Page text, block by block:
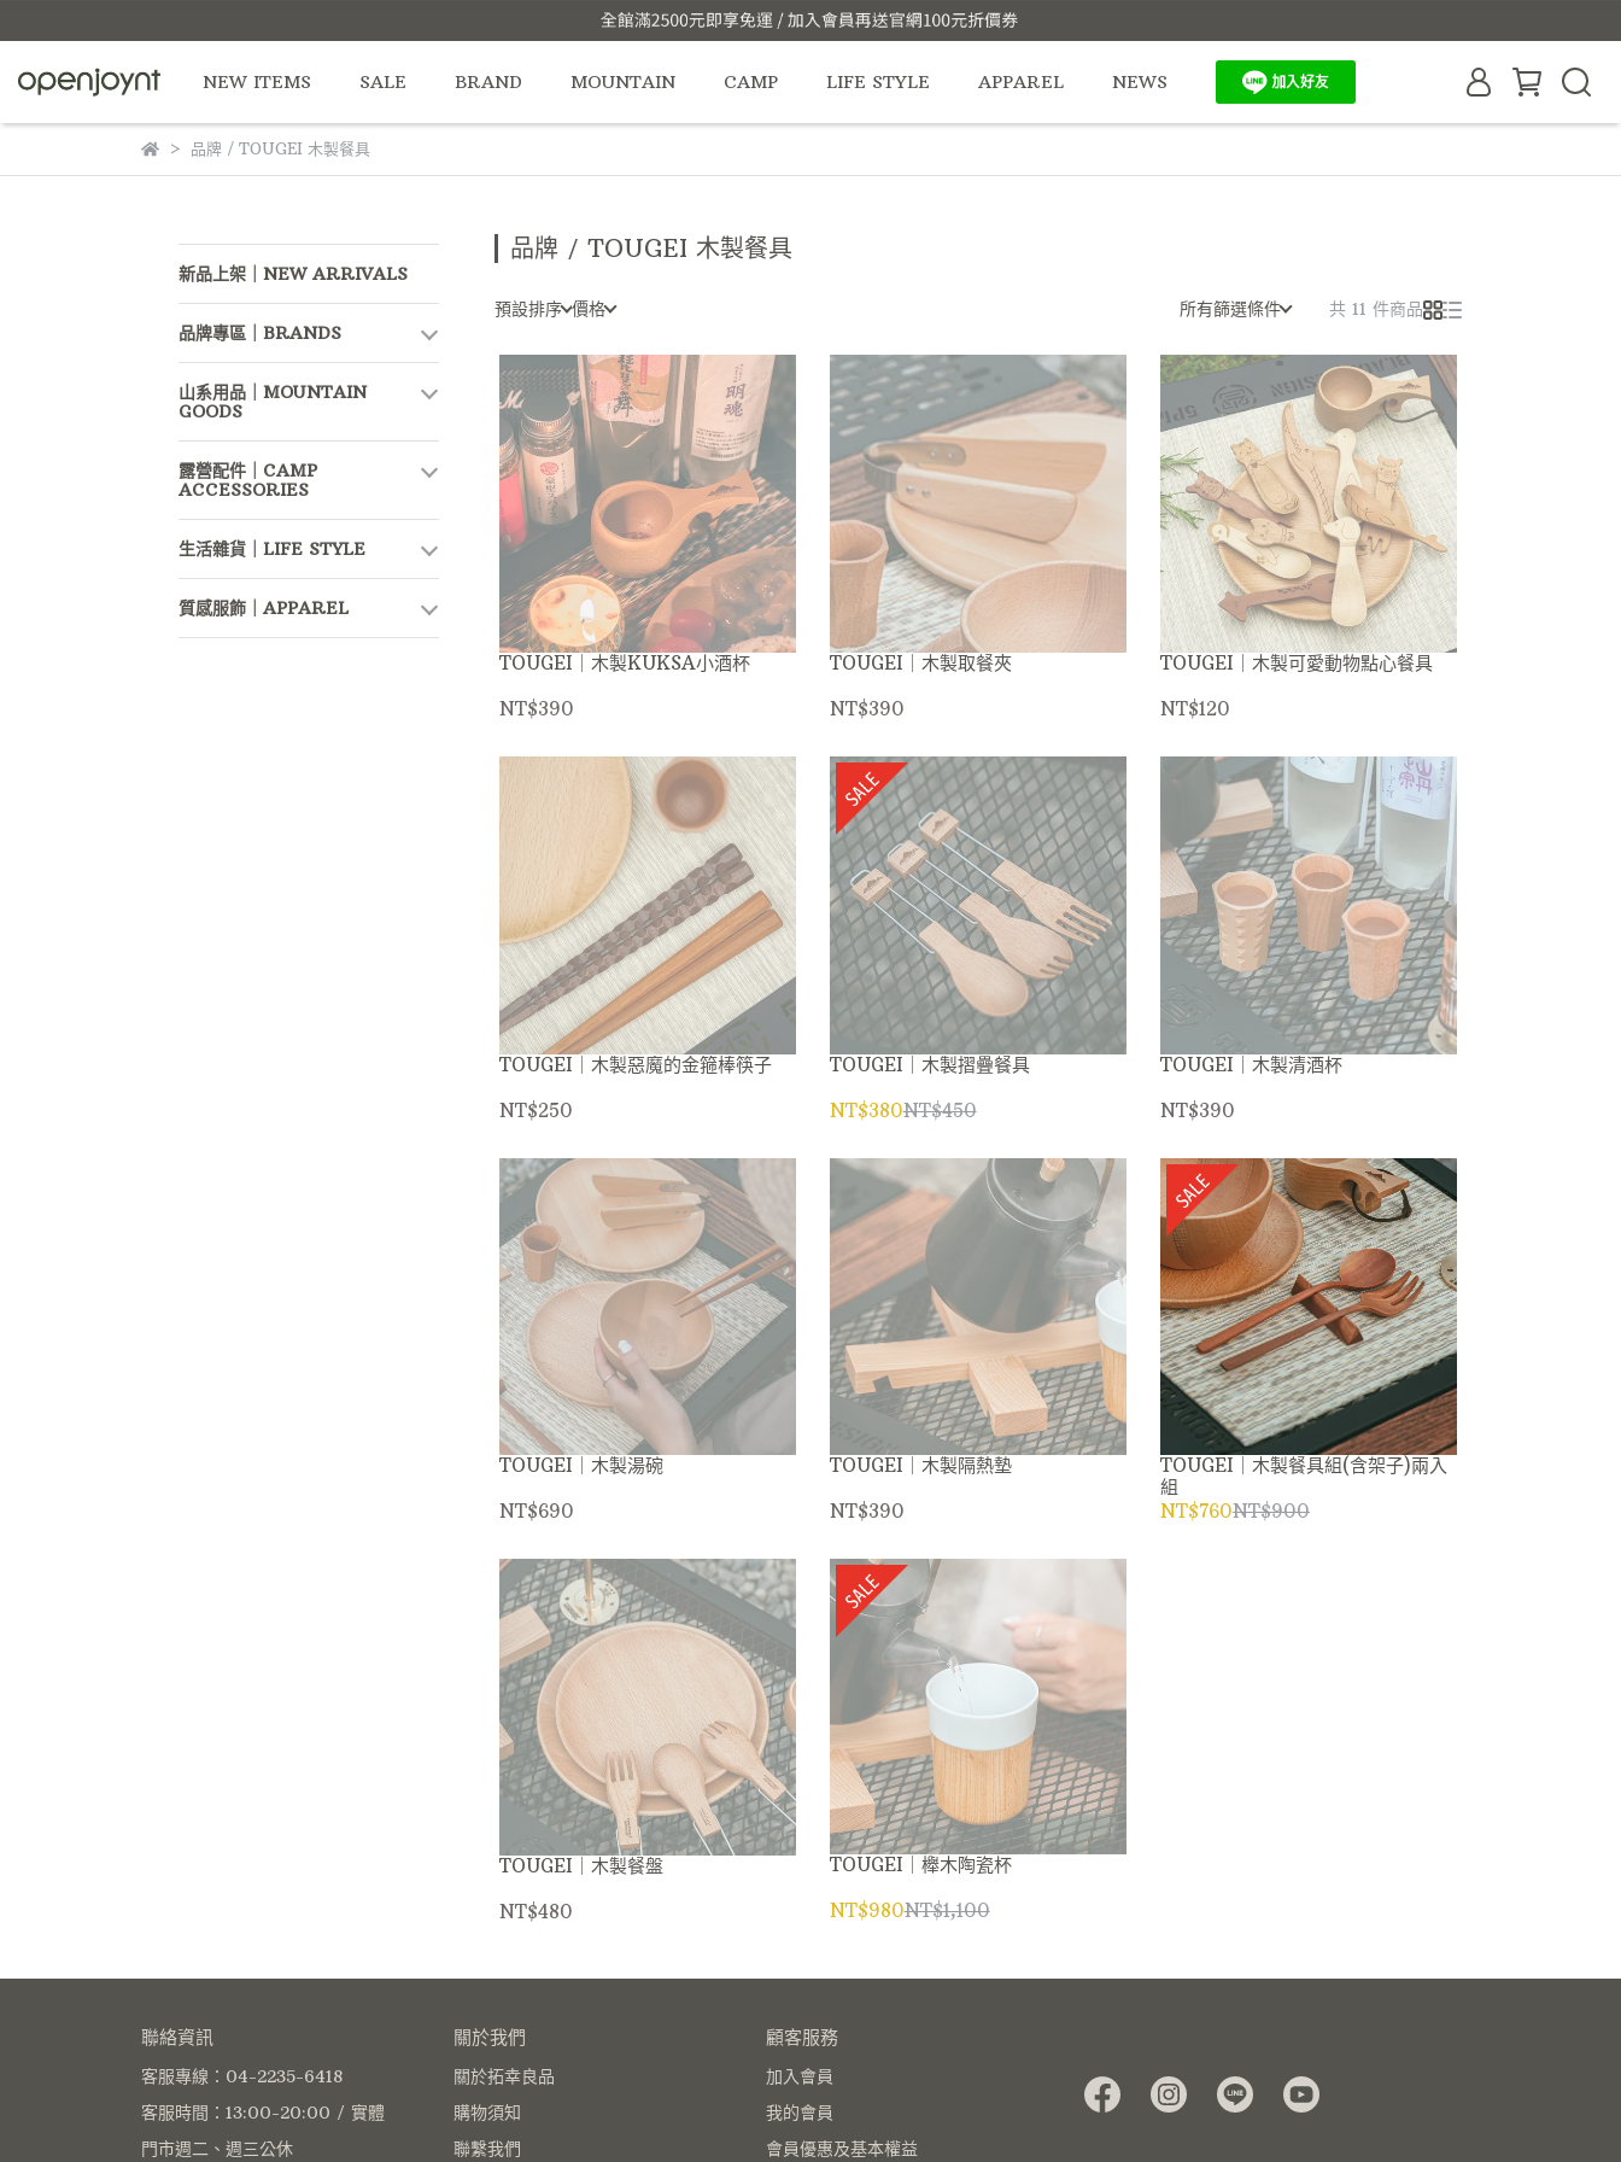
NEW ITEMS SALE BRAND MOUNTAIN CAMP LIFE STYLE APPAREL NEWS
品牌 / TOUGEI 木製餐具
新品上架｜NEW ARRIVALS
品牌專區｜BRANDS
山系用品｜MOUNTAIN
GOODS
露營配件｜CAMP
ACCESSORIES
生活雜貨｜LIFE STYLE
質感服飾｜APPAREL
品牌 / TOUGEI 木製餐具
預設排序 價格 所有篩選條件 共 11 件商品
TOUGEI｜木製KUKSA小酒杯
NT$390
TOUGEI｜木製取餐夾
NT$390
TOUGEI｜木製可愛動物點心餐具
NT$120
TOUGEI｜木製惡魔的金箍棒筷子
NT$250
TOUGEI｜木製摺疊餐具
NT$380NT$450
TOUGEI｜木製清酒杯
NT$390
TOUGEI｜木製湯碗
NT$690
TOUGEI｜木製隔熱墊
NT$390
TOUGEI｜木製餐具組(含架子)兩入
組
NT$760NT$900
TOUGEI｜木製餐盤
NT$480
TOUGEI｜櫸木陶瓷杯
NT$980NT$1,100
聯絡資訊
客服專線：04-2235-6418
客服時間：13:00-20:00 / 實體
門市週二、週三公休
關於我們
關於拓幸良品
購物須知
聯繫我們
顧客服務
加入會員
我的會員
會員優惠及基本權益